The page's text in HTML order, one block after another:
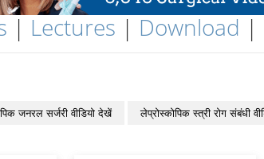
| Lectures | Download |
जनरल सर्जरी वीडियो देखें लेप्रोस्कोपिक स्त्री रोग संबंधी